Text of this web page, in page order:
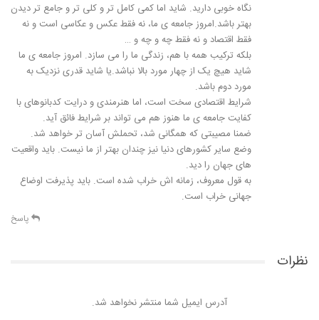
نگاه خوبی دارید. شاید اما کمی کامل تر و کلی تر و جامع تر دیدن
بهتر باشد.امروز جامعه ی ما، نه فقط عکس و عکاسی است و نه
فقط اقتصاد و نه فقط چه و چه و …
بلکه ترکیب همه با هم، زندگی ما را می سازد. امروز جامعه ی ما
شاید هیچ یک از چهار مورد بالا نباشد.یا شاید قدری نزدیک به
مورد دوم باشد.
شرایط اقتصادی سخت است، اما هنرمندی و درایت کدبانوهای با
کفایت جامعه ی ما هنوز هم می تواند بر شرایط فائق آید.
ضمنا مصیبتی که همگانی شد، تحملش آسان تر خواهد شد.
وضع سایر کشورهای دنیا نیز چندان بهتر از ما نیست. باید واقعیت
های جهان را دید.
به قول معروف، زمانه اش خراب شده است. باید پذیرفت اوضاع
جهانی خراب است.
پاسخ
نظرات
آدرس ایمیل شما منتشر نخواهد شد.